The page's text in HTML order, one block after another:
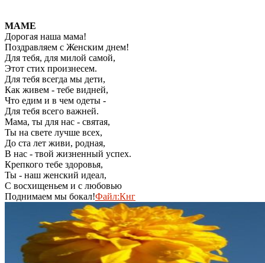
МАМЕ
Дорогая наша мама!
Поздравляем с Женским днем!
Для тебя, для милой самой,
Этот стих произнесем.
Для тебя всегда мы дети,
Как живем - тебе видней,
Что едим и в чем одеты -
Для тебя всего важней.
Мама, ты для нас - святая,
Ты на свете лучше всех,
До ста лет живи, родная,
В нас - твой жизненный успех.
Крепкого тебе здоровья,
Ты - наш женский идеал,
С восхищеньем и с любовью
Поднимаем мы бокал!Файл:Кнг